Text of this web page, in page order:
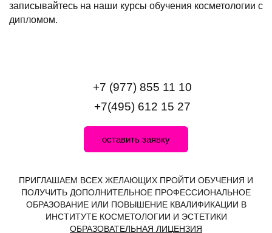
записывайтесь на наши курсы обучения косметологии с
дипломом.
+7 (977) 855 11 10
+7(495) 612 15 27
оставить заявку
ПРИГЛАШАЕМ ВСЕХ ЖЕЛАЮЩИХ ПРОЙТИ ОБУЧЕНИЯ И
ПОЛУЧИТЬ ДОПОЛНИТЕЛЬНОЕ ПРОФЕССИОНАЛЬНОЕ
ОБРАЗОВАНИЕ ИЛИ ПОВЫШЕНИЕ КВАЛИФИКАЦИИ В
ИНСТИТУТЕ КОСМЕТОЛОГИИ И ЭСТЕТИКИ
ОБРАЗОВАТЕЛЬНАЯ ЛИЦЕНЗИЯ